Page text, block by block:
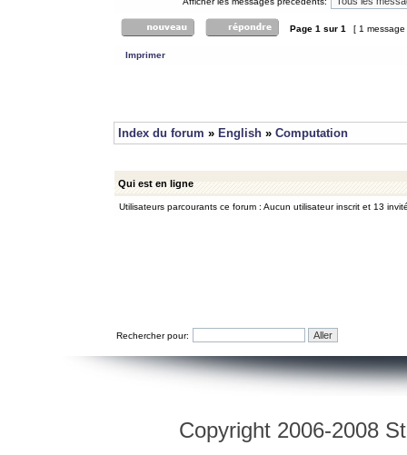
Page 1 sur 1 [ 1
Imprimer
Index du forum » English » Computation
Qui est en ligne
Utilisateurs parcourants ce forum : Aucun utilisateur inscrit et 13
Rechercher pour:
Copyright 2006-2008